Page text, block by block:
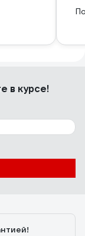
в курсе!